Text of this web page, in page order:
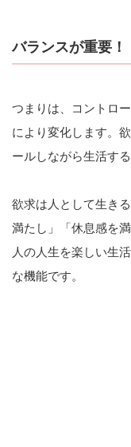
バランスが重要！
つまりは、コントロ
により変化します。
ールしながら生活す
欲求は人として生き
満たし」「休息感を
人の人生を楽しい生
な機能です。